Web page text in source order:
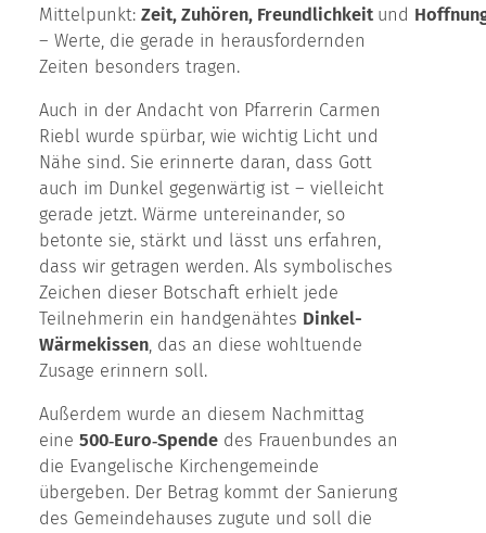
Mittelpunkt: Zeit, Zuhören, Freundlichkeit und
– Werte, die gerade in herausfordernden
Zeiten besonders tragen.
Auch in der Andacht von Pfarrerin Carmen
Riebl wurde spürbar, wie wichtig Licht und
Nähe sind. Sie erinnerte daran, dass Gott
auch im Dunkel gegenwärtig ist – vielleicht
gerade jetzt. Wärme untereinander, so
betonte sie, stärkt und lässt uns erfahren,
dass wir getragen werden. Als symbolisches
Zeichen dieser Botschaft erhielt jede
Teilnehmerin ein handgenähtes Dinkel-
Wärmekissen, das an diese wohltuende
Zusage erinnern soll.
Außerdem wurde an diesem Nachmittag
eine 500‑Euro‑Spende des Frauenbundes an
die Evangelische Kirchengemeinde
übergeben. Der Betrag kommt der Sanierung
des Gemeindehauses zugute und soll die